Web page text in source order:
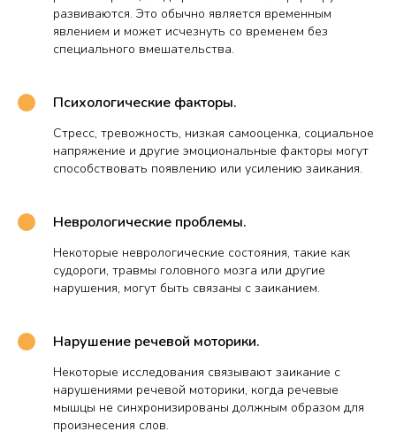
развиваются. Это обычно является временным
явлением и может исчезнуть со временем без
специального вмешательства.
Психологические факторы.
Стресс, тревожность, низкая самооценка, социальное
напряжение и другие эмоциональные факторы могут
способствовать появлению или усилению заикания.
Неврологические проблемы.
Некоторые неврологические состояния, такие как
судороги, травмы головного мозга или другие
нарушения, могут быть связаны с заиканием.
Нарушение речевой моторики.
Некоторые исследования связывают заикание с
нарушениями речевой моторики, когда речевые
мышцы не синхронизированы должным образом для
произнесения слов.